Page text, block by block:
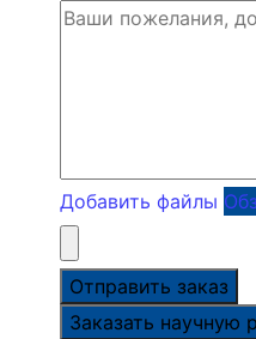
Добавить файлы
Отправить заказ
Заказать научную